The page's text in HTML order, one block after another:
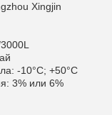
Xingjin
-10°C; +50°C
3% или 6%